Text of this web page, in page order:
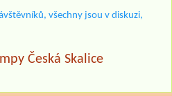
všechny jsou v diskuzi,
Česká Skalice